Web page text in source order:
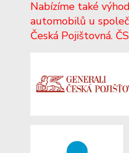
Nabízíme také
automobilů u
Česká Pojištovná.